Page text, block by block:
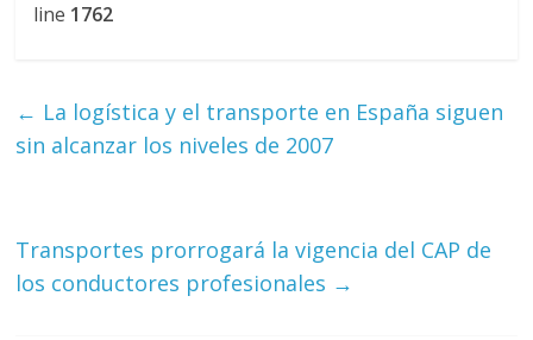
A
O
R
line 1762
← La logística y el transporte en España siguen
sin alcanzar los niveles de 2007
Transportes prorrogará la vigencia del CAP de
los conductores profesionales →